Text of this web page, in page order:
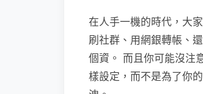
在人手一機的時代，大
刷社群、用網銀轉帳、
個資。 而且你可能沒注
樣設定，而不是為了你